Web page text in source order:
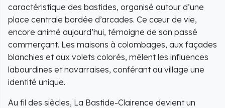
caractéristique des bastides, organisé autour d’une
place centrale bordée d’arcades. Ce cœur de vie,
encore animé aujourd’hui, témoigne de son passé
commerçant. Les maisons à colombages, aux façades
blanchies et aux volets colorés, mêlent les influences
labourdines et navarraises, conférant au village une
identité unique.
Au fil des siècles, La Bastide-Clairence devient un